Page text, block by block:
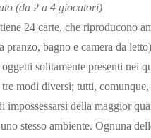
(da 2 a 4 giocatori)
24 carte, che riproducono
pranzo, bagno e camera da
solitamente presenti nei
modi diversi; tutti, comunque,
impossessarsi della maggior
stesso ambiente. Ognuna